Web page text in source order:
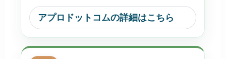
アプロドットコムの詳細はこちら